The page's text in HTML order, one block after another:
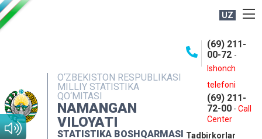
UZ
O‘ZBEKISTON RESPUBLIKASI
MILLIY STATISTIKA
QO‘MITASI
NAMANGAN
VILOYATI
STATISTIKA BOSHQARMASI
(69) 211-
00-72 -
Ishonch
telefoni
(69) 211-
72-00 - Call
Center
Tadbirkorlar
NASHRLAR
INTERAKTIV XIZMATLAR
MATBUOT XIZMATI